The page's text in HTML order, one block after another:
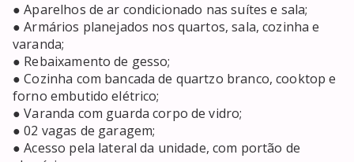
● Aparelhos de ar condicionado nas suítes e sala;
● Armários planejados nos quartos, sala, cozinha e
varanda;
● Rebaixamento de gesso;
● Cozinha com bancada de quartzo branco, cooktop e
forno embutido elétrico;
● Varanda com guarda corpo de vidro;
● 02 vagas de garagem;
● Acesso pela lateral da unidade, com portão de